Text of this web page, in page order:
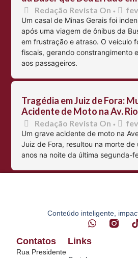
Redação Revista On •
Um casal de Minas Gerais foi
após uma viagem de ônibus da
em frustração e atraso. O veículo
fiscais, gerando constrangimento
aos passageiros.
Tragédia em Juiz de Fora:
Acidente de Moto na Av.
Redação Revista On •
Um grave acidente de moto na
Juiz de Fora, resultou na morte de
anos na noite da última segunda-
Conteúdo inteligente,
Links
Contatos
Rua Presidente